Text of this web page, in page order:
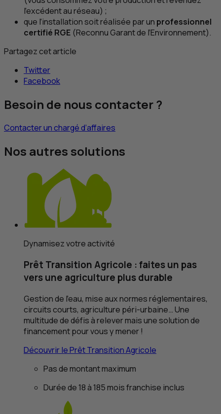
l’excédent au réseau) ;
que l’installation soit réalisée par un professionnel
certifié RGE (Reconnu Garant de l’Environnement).
Partagez cet article
Twitter
Facebook
Besoin de nous contacter ?
Contacter un chargé d’affaires
Nos autres solutions
Dynamisez votre activité
Prêt Transition Agricole : faites un pas
vers une agriculture plus durable
Gestion de l’eau, mise aux normes réglementaires,
circuits courts, agriculture péri-urbaine… Une
multitude de défis à relever mais une solution de
financement pour vous y mener !
Découvrir le Prêt Transition Agricole
Pas de montant maximum
Durée de 18 à 185 mois franchise inclus